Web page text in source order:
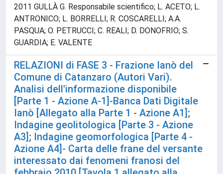
2011 GULLÀ G. Responsabile scientifico; L. ACETO; L.
ANTRONICO; L. BORRELLI; R. COSCARELLI; A.A.
PASQUA; O. PETRUCCI; C. REALI; D. DONOFRIO; S.
GUARDIA; E. VALENTE
RELAZIONI di FASE 3 - Frazione Ianò del
Comune di Catanzaro (Autori Vari).
Analisi dell'informazione disponibile
[Parte 1 - Azione A-1]-Banca Dati Digitale
Ianò [Allegato alla Parte 1 - Azione A1];
Indagine geolitologica [Parte 3 - Azione
A3]; Indagine geomorfologica [Parte 4 -
Azione A4]- Carta delle frane del versante
interessato dai fenomeni franosi del